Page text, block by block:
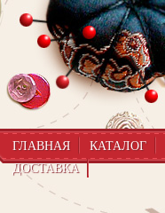
ГЛАВНАЯ КАТАЛОГ
ДОСТАВКА